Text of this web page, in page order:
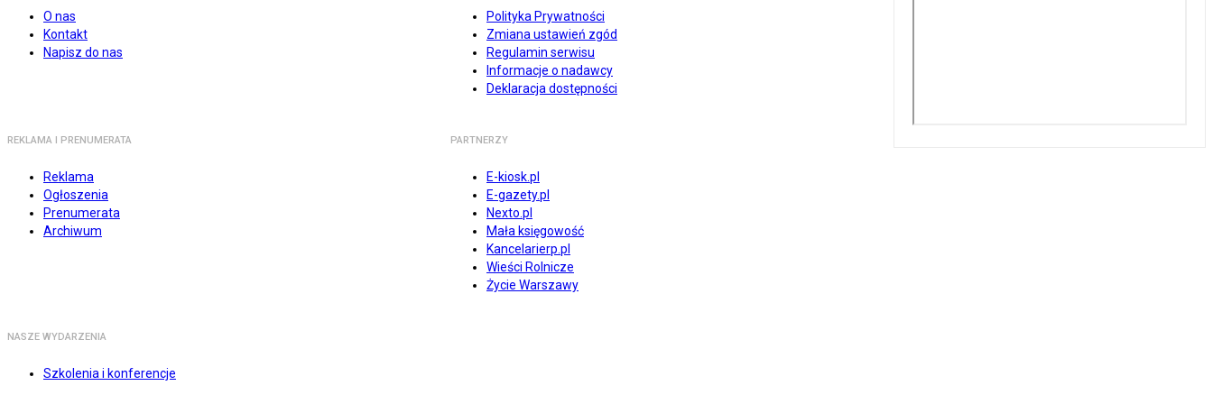
O nas
Kontakt
Napisz do nas
Polityka Prywatności
Zmiana ustawień zgód
Regulamin serwisu
Informacje o nadawcy
Deklaracja dostępności
REKLAMA I PRENUMERATA
Reklama
Ogłoszenia
Prenumerata
Archiwum
PARTNERZY
E-kiosk.pl
E-gazety.pl
Nexto.pl
Mała księgowość
Kancelarierp.pl
Wieści Rolnicze
Życie Warszawy
NASZE WYDARZENIA
Szkolenia i konferencje